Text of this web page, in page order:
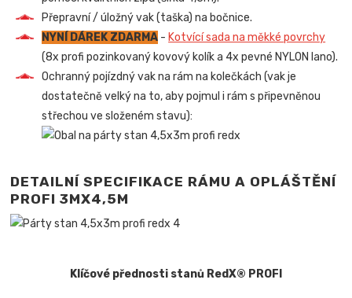
Přepravní / úložný vak (taška) na bočnice.
NYNÍ DÁREK ZDARMA - Kotvící sada na měkké povrchy
(8x profi pozinkovaný kovový kolík a 4x pevné NYLON lano).
Ochranný pojízdný vak na rám na kolečkách (vak je
dostatečně velký na to, aby pojmul i rám s připevněnou
střechou ve složeném stavu):
DETAILNÍ SPECIFIKACE RÁMU A OPLÁŠTĚNÍ
PROFI 3MX4,5M
Klíčové přednosti stanů RedX® PROFI